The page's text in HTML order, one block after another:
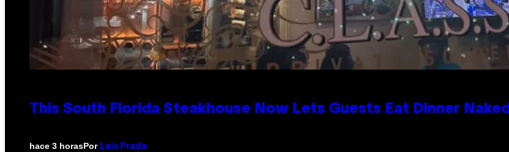
This South Florida Steakhouse Now Lets Guests Eat Dinner Naked
hace 3 horasPor Luis Prada